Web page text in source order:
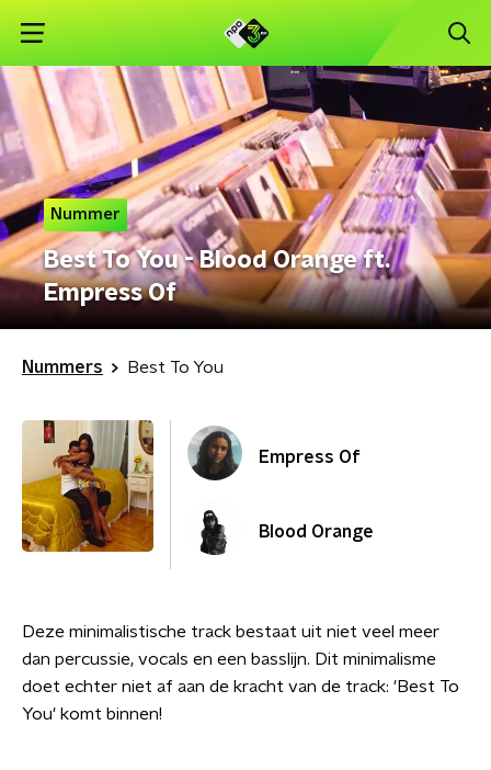
Nummer
Best To You - Blood Orange ft.
Empress Of
Nummers Best To You
Empress Of
Blood Orange
Deze minimalistische track bestaat uit niet veel meer
dan percussie, vocals en een basslijn. Dit minimalisme
doet echter niet af aan de kracht van de track: 'Best To
You' komt binnen!